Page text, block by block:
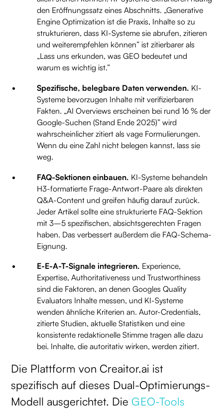
den Eröffnungssatz eines Abschnitts. „Generative
Engine Optimization ist die Praxis, Inhalte so zu
strukturieren, dass KI-Systeme sie abrufen, zitieren
und weiterempfehlen können” ist zitierbarer als
„Lass uns erkunden, was GEO bedeutet und
warum es wichtig ist.”
Spezifische, belegbare Daten verwenden. KI-
Systeme bevorzugen Inhalte mit verifizierbaren
Fakten. „AI Overviews erscheinen bei rund 16 % der
Google-Suchen (Stand Ende 2025)” wird
wahrscheinlicher zitiert als vage Formulierungen.
Wenn du eine Zahl nicht belegen kannst, lass sie
weg.
FAQ-Sektionen einbauen. KI-Systeme behandeln
H3-formatierte Frage-Antwort-Paare als direkten
Q&A-Content und greifen häufig darauf zurück.
Jeder Artikel sollte eine strukturierte FAQ-Sektion
mit 3–5 spezifischen, absichtsgerechten Fragen
haben. Das verbessert außerdem die FAQ-Schema-
Eignung.
E-E-A-T-Signale integrieren. Experience,
Expertise, Authoritativeness und Trustworthiness
sind die Faktoren, an denen Googles Quality
Evaluators Inhalte messen, und KI-Systeme
wenden ähnliche Kriterien an. Autor-Credentials,
zitierte Studien, aktuelle Statistiken und eine
konsistente redaktionelle Stimme tragen alle dazu
bei. Inhalte, die autoritativ wirken, werden zitiert.
Die Plattform von Creaitor.ai ist
spezifisch auf dieses Dual-Optimierungs-
Modell ausgerichtet. Die GEO-Tools